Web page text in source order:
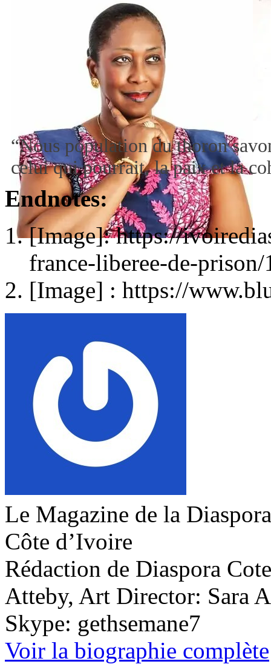
“Nous population du thoron
celui qui pourrait, la paix et la
Endnotes:
[Image]: https://
france-liberee-de-
[Image] : https://
Le Magazine de la
Côte d’Ivoire
Rédaction de Diaspora
Atteby, Art Director: Sara
Skype: gethsemane7
Voir la biographie complète